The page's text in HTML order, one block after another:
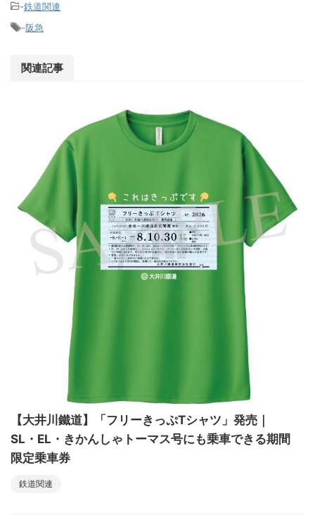
-鉄道関連
-阪急
関連記事
【大井川鐵道】「フリーきっぷTシャツ」発売｜
SL・EL・きかんしゃトーマス号にも乗車できる期間
限定乗車券
鉄道関連